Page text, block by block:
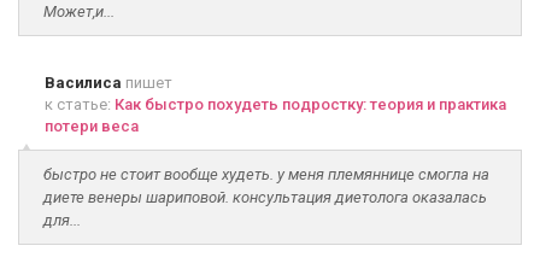
Может,и...
Василиса пишет
к статье: Как быстро похудеть подростку: теория и практика
потери веса
быстро не стоит вообще худеть. у меня племяннице смогла на
диете венеры шариповой. консультация диетолога оказалась
для...